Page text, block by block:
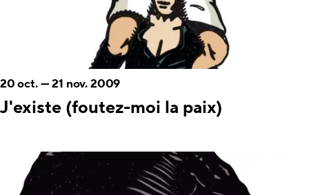
J'existe (foutez-moi la paix)
20 oct.—21 nov. 2009